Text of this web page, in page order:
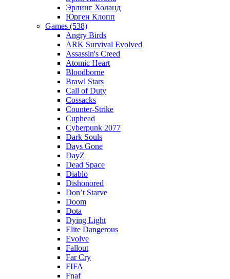
Эрлинг Холанд
Юрген Клопп
Games (538)
Angry Birds
ARK Survival Evolved
Assassin's Creed
Atomic Heart
Bloodborne
Brawl Stars
Call of Duty
Cossacks
Counter-Strike
Cuphead
Cyberpunk 2077
Dark Souls
Days Gone
DayZ
Dead Space
Diablo
Dishonored
Don’t Starve
Doom
Dota
Dying Light
Elite Dangerous
Evolve
Fallout
Far Cry
FIFA
Fnaf